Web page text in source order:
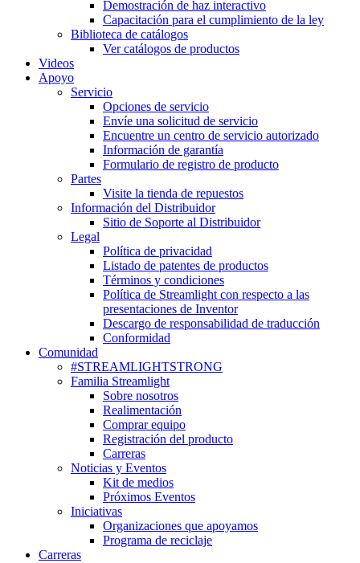
Demostración de haz interactivo
Capacitación para el cumplimiento de la ley
Biblioteca de catálogos
Ver catálogos de productos
Videos
Apoyo
Servicio
Opciones de servicio
Envíe una solicitud de servicio
Encuentre un centro de servicio autorizado
Información de garantía
Formulario de registro de producto
Partes
Visite la tienda de repuestos
Información del Distribuidor
Sitio de Soporte al Distribuidor
Legal
Política de privacidad
Listado de patentes de productos
Términos y condiciones
Política de Streamlight con respecto a las
presentaciones de Inventor
Descargo de responsabilidad de traducción
Conformidad
Comunidad
#STREAMLIGHTSTRONG
Familia Streamlight
Sobre nosotros
Realimentación
Comprar equipo
Registración del producto
Carreras
Noticias y Eventos
Kit de medios
Próximos Eventos
Iniciativas
Organizaciones que apoyamos
Programa de reciclaje
Carreras